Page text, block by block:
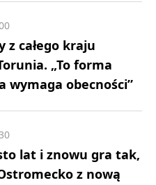
z całego kraju
„To forma
wymaga obecności”
lat i znowu gra tak,
z nową